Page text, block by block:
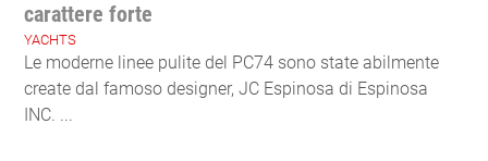
carattere forte
YACHTS
Le moderne linee pulite del PC74 sono state abilmente
create dal famoso designer, JC Espinosa di Espinosa
INC. ...